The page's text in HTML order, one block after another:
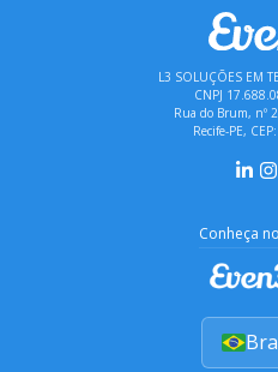
L3 SOLUÇÕES EM
CNPJ
Rua do Brum, nº
Recife-PE,
Conheça